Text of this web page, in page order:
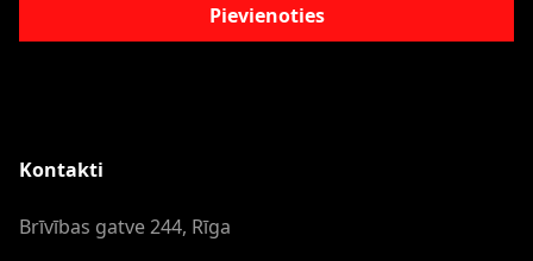
Pievienoties
Kontakti
Brīvības gatve 244, Rīga